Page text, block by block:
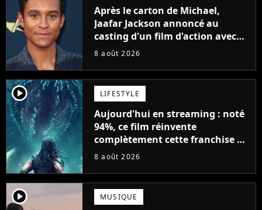
Après le carton de Michael,
Jaafar Jackson annoncé au
casting d'un film d'action avec
Will Smith
8 août 2026
player2 LIFESTYLE
Aujourd'hui en streaming : noté
94%, ce film réinvente
complètement cette franchise de
science-fiction vieille de 40 ans
8 août 2026
player2 MUSIQUE